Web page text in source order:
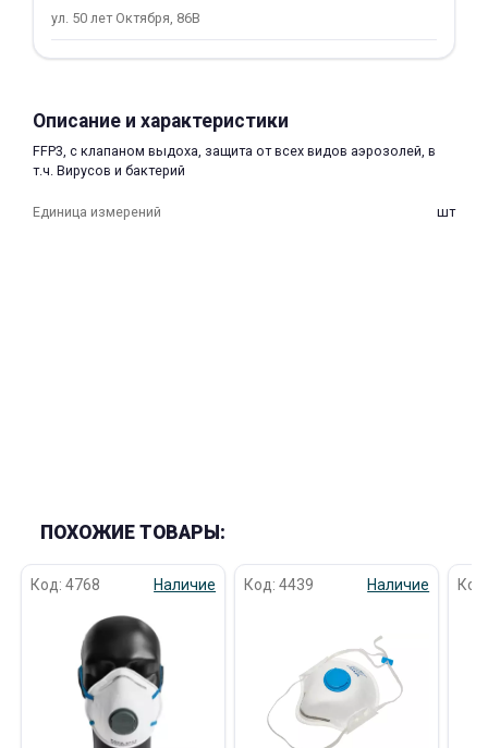
ул. 50 лет Октября, 86В
Описание и характеристики
FFP3, с клапаном выдоха, защита от всех видов аэрозолей, в
т.ч. Вирусов и бактерий
Единица измерений шт
ПОХОЖИЕ ТОВАРЫ:
Код: 4768 Наличие Код: 4439 Наличие
недели
раз в 2 недели
plait.ru